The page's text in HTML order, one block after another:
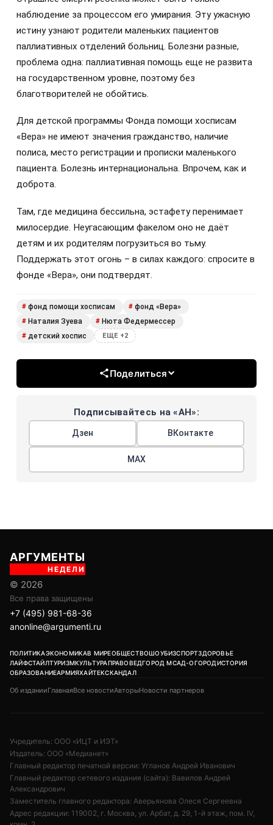
наблюдение за процессом его умирания. Эту ужасную
истину узнают родители маленьких пациентов
паллиативных отделений больниц. Болезни разные,
проблема одна: паллиативная помощь еще не развита
на государственном уровне, поэтому без
благотворителей не обойтись.
Для детской программы Фонда помощи хосписам
«Вера» не имеют значения гражданство, наличие
полиса, место регистрации и прописки маленького
пациента. Болезнь интернациональна. Впрочем, как и
доброта.
Там, где медицина бессильна, эстафету перенимает
милосердие. Неугасающим факелом оно не даёт
детям и их родителям погрузиться во тьму.
Поддержать этот огонь – в силах каждого: спросите в
фонде «Вера», они подтвердят.
# фонд помощи хосписам # фонд «Вера»
# Наталия Зуева # Нюта Федермессер
# детский хоспис ЕЩЕ +2
Поделиться
Подписывайтесь на «АН»:
Дзен ВКонтакте
МАХ
АРГУМЕНТЫ
НЕДЕЛИ
© 2026
Все права защищены
+7 (495) 981-68-36
anonline@argumenti.ru
ПОЛИТИКАЭКОНОМИКАВ МИРЕОБЩЕСТВОШОУБИЗСПОРТЗДОРОВЬЕ
ЛАЙФСТАЙЛТУРИЗМКУЛЬТУРАПРАВОВЕДГОРОД МСАД-ОГОРОДИСТОРИЯ
ОБРАЗОВАНИЕАРМИЯХАЙТЕКСКАНДАЛ
Об изданииГлавнаяВсе новостиАвторыНовости партнеров
Учредитель: ООО «ИЦТ и ИЭТ»
Издатель: ООО «Медианет»
Главный редактор печатной версии: Угланов Андрей Иванович
Главный редактор сетевого издания (сайта): Вавилов Андрей
Александрович
Заместитель главного редактора: Аверьянова Олеся Сергеевна
Адрес редакции: 119002, г. Москва, ул. Арбат, д. 29, 1-й этаж, пом. IV,